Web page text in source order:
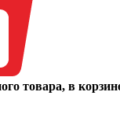
товара, в